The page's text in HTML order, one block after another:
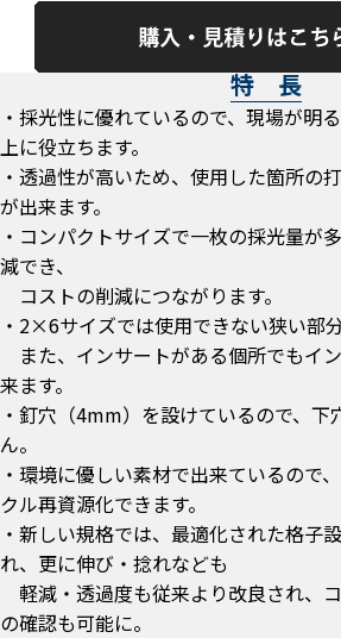
特 長
・採光性に優れているので、現場が明
上に役立ちます。
・透過性が高いため、使用した箇所の
が出来ます。
・コンパクトサイズで一枚の採光量が
減でき、
コストの削減につながります。
・2×6サイズでは使用できない狭い部
また、インサートがある個所でもイ
来ます。
・釘穴（4mm）を設けているので、下
ん。
・環境に優しい素材で出来ているので
クル再資源化できます。
・新しい規格では、最適化された格子
れ、更に伸び・捻れなども
軽減・透過度も従来より改良され、
の確認も可能に。